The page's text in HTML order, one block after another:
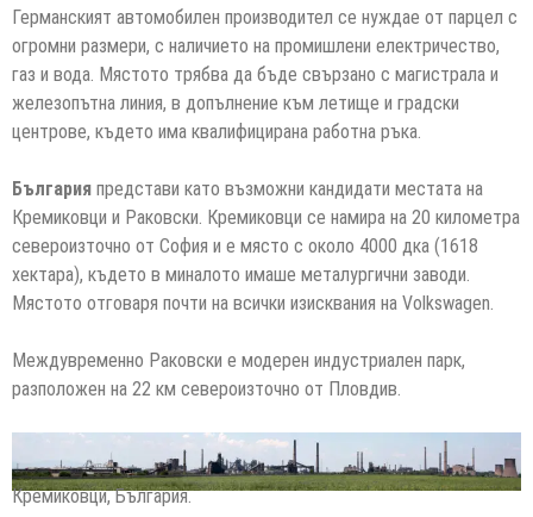
Германският автомобилен производител се нуждае от парцел с
огромни размери, с наличието на промишлени електричество,
газ и вода. Мястото трябва да бъде свързано с магистрала и
железопътна линия, в допълнение към летище и градски
центрове, където има квалифицирана работна ръка.
България представи като възможни кандидати местата на
Кремиковци и Раковски. Кремиковци се намира на 20 километра
североизточно от София и е място с около 4000 дка (1618
хектара), където в миналото имаше металургични заводи.
Мястото отговаря почти на всички изисквания на Volkswagen.
Междувременно Раковски е модерен индустриален парк,
разположен на 22 км североизточно от Пловдив.
Кремиковци, България.